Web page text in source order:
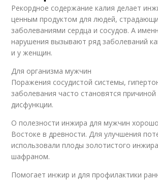
Рекордное содержание калия делает
ценным продуктом для людей,
заболеваниями сердца и сосудов. А
нарушения вызывают ряд заболеваний
и у женщин.
Для организма мужчин
Поражения сосудистой системы,
заболевания часто становятся причиной
дисфункции.
О полезности инжира для мужчин
Востоке в древности. Для улучшения
использовали плоды золотистого
шафраном.
Помогает инжир и для профилактики